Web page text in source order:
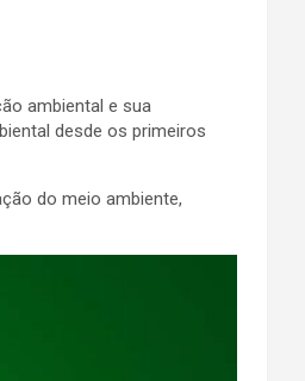
ambiental e sua
desde os primeiros
do meio ambiente,